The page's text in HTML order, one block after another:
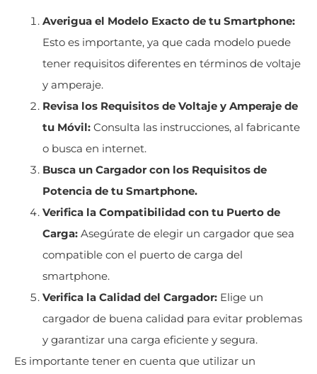
Averigua el Modelo Exacto de tu Smartphone:
Esto es importante, ya que cada modelo puede
tener requisitos diferentes en términos de voltaje
y amperaje.
Revisa los Requisitos de Voltaje y Amperaje de
tu Móvil: Consulta las instrucciones, al fabricante
o busca en internet.
Busca un Cargador con los Requisitos de
Potencia de tu Smartphone.
Verifica la Compatibilidad con tu Puerto de
Carga: Asegúrate de elegir un cargador que sea
compatible con el puerto de carga del
smartphone.
Verifica la Calidad del Cargador: Elige un
cargador de buena calidad para evitar problemas
y garantizar una carga eficiente y segura.
Es importante tener en cuenta que utilizar un